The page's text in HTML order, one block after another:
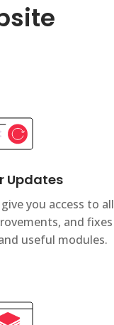
Updates
you access to all
and fixes
useful modules.